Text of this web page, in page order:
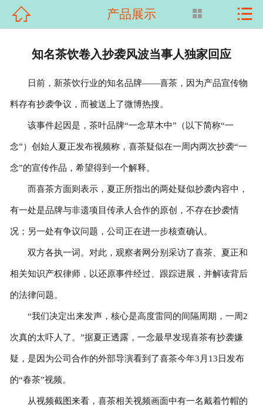
首页
荣誉资质
在线留言
联系我们
 产品展示  
知名茶饮卷入抄袭风波当事人独家回应
日前，新茶饮行业的知名品牌——喜茶，因为产品宣传物
料存有抄袭争议，而被送上了微博热搜。
该事件起因是，茶叶品牌“一念草木中”（以下简称“一
念”）创始人夏正发布视频称，喜茶疑似在一周内两次抄袭“一
念”的宣传作品，希望得到一个解释。
而喜茶方面则表示，夏正所指出的两处疑似抄袭内容中，
有一处是品牌与非遗项目传承人合作的原创，不存在抄袭情
况；另一处有争议问题，公司正在进一步核查确认。
双方各执一词。对此，观察者网分别采访了喜茶、夏正和
相关知识产权律师，以还原事件经过、跟踪进展，并解读背后
的法律问题。
“我们决定出来发声，核心是高度雷同的间隔周期，一周2
次真的太吓人了。”据夏正透露，一念最早发现喜茶有抄袭嫌
疑，是因为公司合作的外部导演看到了喜茶今年3月13日发布
的“春茶”视频。
从视频截图来看，喜茶相关视频画面中有一名戴着竹帽的